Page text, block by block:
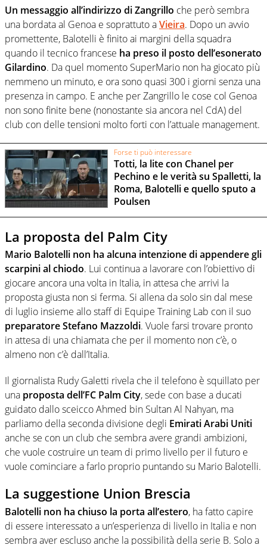
Un messaggio all’indirizzo di Zangrillo che però sembra
una bordata al Genoa e soprattuto aVieira. Dopo un avvio
promettente, Balotelli è finito ai margini della squadra
quando il tecnico francese ha preso il posto dell’esonerato
Gilardino. Da quel momento SuperMario non ha giocato più
nemmeno un minuto, e ora sono quasi 300 i giorni senza una
presenza in campo. E anche per Zangrillo le cose col Genoa
non sono finite bene (nonostante sia ancora nel CdA) del
club con delle tensioni molto forti con l’attuale management.
Forse ti può interessare
Totti, la lite con Chanel per
Pechino e le verità su Spalletti, la
Roma, Balotelli e quello sputo a
Poulsen
La proposta del Palm City
Mario Balotelli non ha alcuna intenzione di appendere gli
scarpini al chiodo. Lui continua a lavorare con l’obiettivo di
giocare ancora una volta in Italia, in attesa che arrivi la
proposta giusta non si ferma. Si allena da solo sin dal mese
di luglio insieme allo staff di Equipe Training Lab con il suo
preparatore Stefano Mazzoldi. Vuole farsi trovare pronto
in attesa di una chiamata che per il momento non c’è, o
almeno non c’è dall’Italia.
Il giornalista Rudy Galetti rivela che il telefono è squillato per
una proposta dell’FC Palm City, sede con base a ducati
guidato dallo sceicco Ahmed bin Sultan Al Nahyan, ma
parliamo della seconda divisione degli Emirati Arabi Uniti
anche se con un club che sembra avere grandi ambizioni,
che vuole costruire un team di primo livello per il futuro e
vuole cominciare a farlo proprio puntando su Mario Balotelli.
La suggestione Union Brescia
Balotelli non ha chiuso la porta all’estero, ha fatto capire
di essere interessato a un’esperienza di livello in Italia e non
sembra aver escluso anche la possibilità della serie B. Solo a